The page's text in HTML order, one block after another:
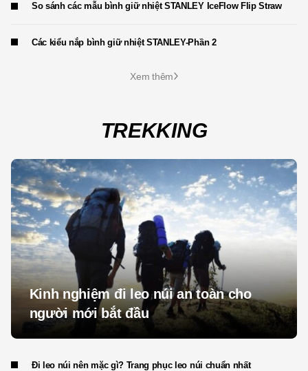
So sánh các mẫu bình giữ nhiệt STANLEY IceFlow Flip Straw
Các kiểu nắp bình giữ nhiệt STANLEY-Phần 2
Xem thêm
TREKKING
Kinh nghiệm đi leo núi an toàn cho
người mới bắt đầu
Đi leo núi nên mặc gì? Trang phục leo núi chuẩn nhất